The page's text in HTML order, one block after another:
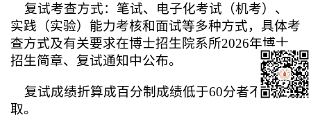
复试考查方式：笔试、电子化考试（机考）、
实践（实验）能力考核和面试等多种方式，具体考
查方式及有关要求在博士招生院系所2026年博士
招生简章、复试通知中公布。
复试成绩折算成百分制成绩低于60分者不予录
取。